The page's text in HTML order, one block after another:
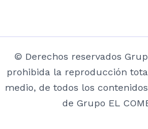
© Derechos reservados
prohibida la reproducción
medio, de todos los
de Grupo EL